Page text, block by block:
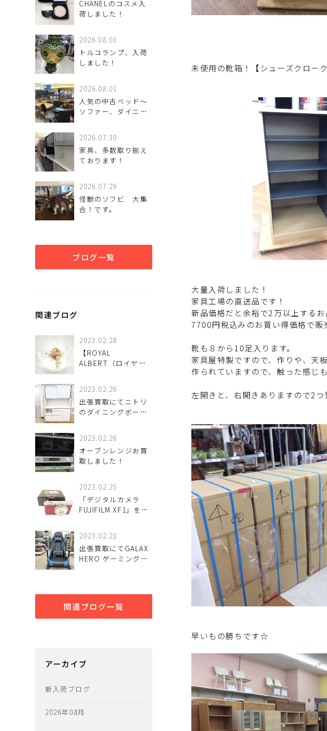
CHANELのコスメ入
荷しました！
2026.08.03
トルコランプ、入荷
しました！
2026.08.01
人気の中古ベッド～
ソファー、ダイニン
2026.07.30
家具、多数取り揃え
ております！
2026.07.29
怪獣のソフビ 大集
合！です。
ブログ一覧
関連ブログ
2023.02.28
【ROYAL
ALBERT（ロイヤル
のティーポット】お
売りいただきまし
た！
2023.02.26
出張買取にてニトリ
のダイニングボード
張買取大歓迎！
2023.02.26
オーブンレンジお買
取しました！
2023.02.25
「デジタルカメラ
FUJIFILM XF1」をお
2023.02.21
出張買取にてGALAX
HERO ゲーミングチ
関連ブログ一覧
アーカイブ
新入荷ブログ
2026年08月
未使用の靴箱！【シューズクロー
大量入荷しました！
家具工場の直送品です！
新品価格だと余裕で2万以上するお
7700円税込みのお買い得価格で販
靴も８から10足入ります。
家具屋特製ですので、作りや、天
作られていますので、触った感じ
左開きと、右開きありますので2
早いもの勝ちです☆